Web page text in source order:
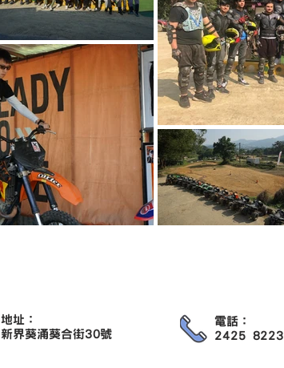
地址：
新界葵涌葵合街30號
電話：
2425 8223